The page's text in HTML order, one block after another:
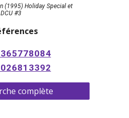
(1995) Holiday Special et
#3
complète